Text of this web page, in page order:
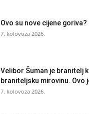
Ovo su nove cijene goriva?
7. kolovoza 2026.
Velibor Šuman je branitelj
braniteljsku mirovinu. Ovo
7. kolovoza 2026.